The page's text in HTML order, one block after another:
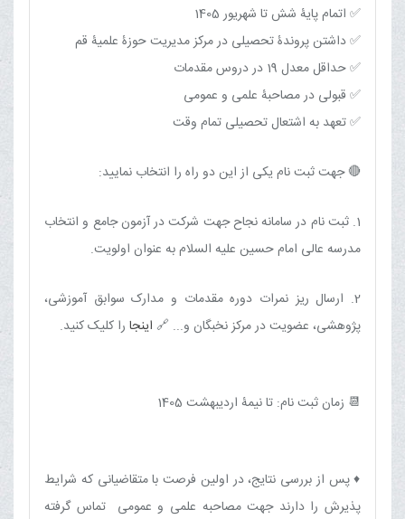
✅ اتمام پایۀ شش تا شهریور 1405
✅ داشتن پروندۀ تحصیلی در مرکز مدیریت حوزۀ علمیۀ قم
✅ حداقل معدل 19 در دروس مقدمات
✅ قبولی در مصاحبۀ علمی و عمومی
✅ تعهد به اشتعال تحصیلی تمام وقت
🔴 جهت ثبت نام یکی از این دو راه را انتخاب نمایید:
1. ثبت نام در سامانه نجاح جهت شرکت در آزمون جامع و انتخاب
مدرسه عالی امام حسین علیه السلام به عنوان اولویت.
2. ارسال ریز نمرات دوره مقدمات و مدارک سوابق آموزشی،
پژوهشی، عضویت در مرکز نخبگان و... 🔗 اینجا را کلیک کنید.
📆 زمان ثبت نام: تا نیمۀ اردیبهشت 1405
♦️ پس از بررسی نتایج، در اولین فرصت با متقاضیانی که شرایط
پذیرش را دارند جهت مصاحبه علمی و عمومی تماس گرفته